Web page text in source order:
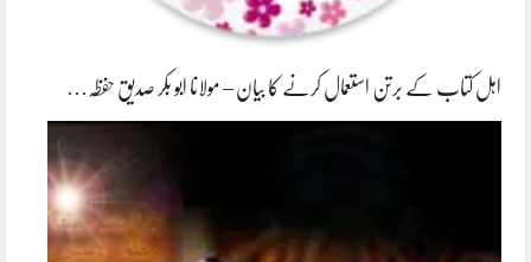
اہل کتاب کے برتن استعمال کرنے کا بیان – مولانا ابو بکر صدیق حفظہ…